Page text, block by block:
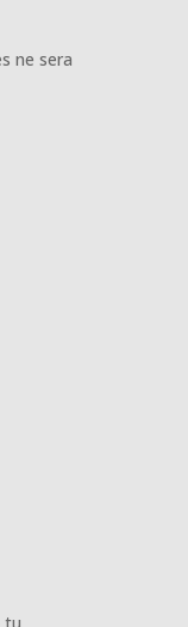
ne sera
tu